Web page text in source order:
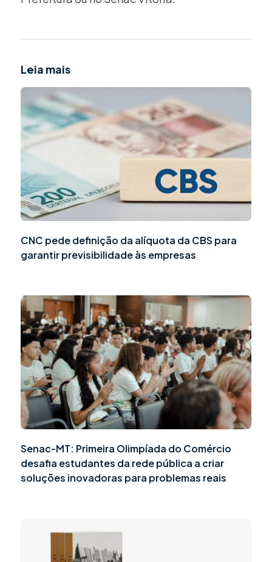
Leia mais
CNC pede definição da alíquota da CBS para
garantir previsibilidade às empresas
Senac-MT: Primeira Olimpíada do Comércio
desafia estudantes da rede pública a criar
soluções inovadoras para problemas reais